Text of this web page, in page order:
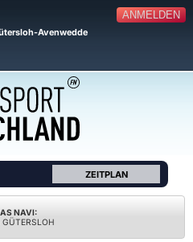
ANMELDEN
Avenwedde
ZEITPLAN
NAVI: